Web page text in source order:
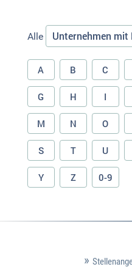
Alle Unternehmen
A B C
G H I
M N O
S T U
Y Z 0-9